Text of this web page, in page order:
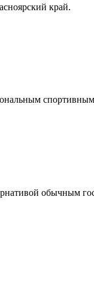
край.
обычным